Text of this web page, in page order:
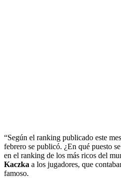
“Según el ranking publicado este
febrero se publicó. ¿En qué puesto
en el ranking de los más ricos del
Kaczka a los jugadores, que
famoso.